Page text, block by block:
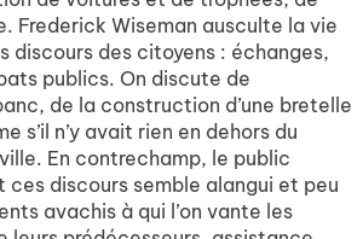
Frederick Wiseman ausculte la vie
discours des citoyens : échanges,
publics. On discute de
de la construction d’une bretelle
s’il n’y avait rien en dehors du
En contrechamp, le public
ces discours semble alangui et peu
avachis à qui l’on vante les